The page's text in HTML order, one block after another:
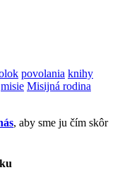
povolania knihy
misie Misijná rodina
, aby sme ju čím skôr